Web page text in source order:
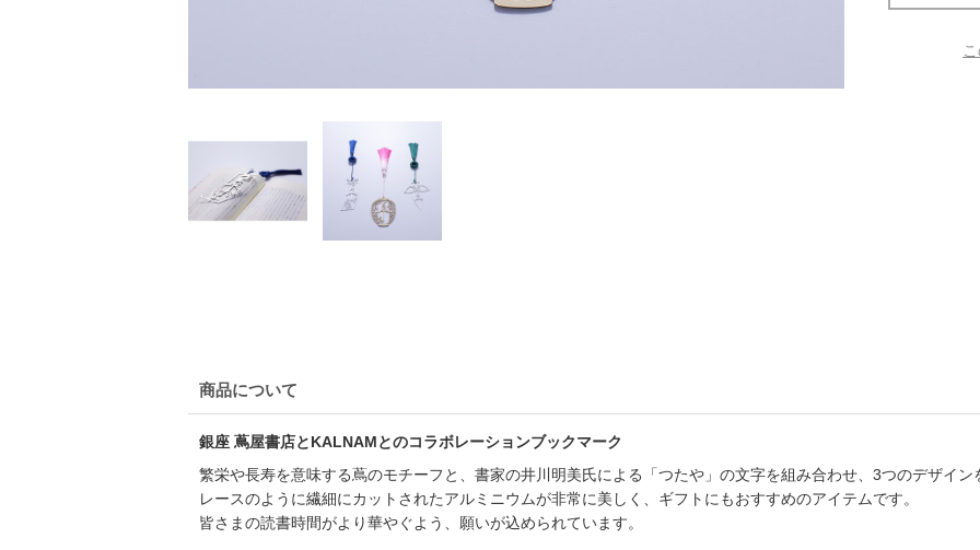
商品について
銀座 蔦屋書店とKALNAMとのコラボレーションブックマーク
繁栄や長寿を意味する蔦のモチーフと、書家の井川明美氏による「つたや」の文字を組み合わせ、3つのデザイ
レースのように繊細にカットされたアルミニウムが非常に美しく、ギフトにもおすすめのアイテムです。
皆さまの読書時間がより華やぐよう、願いが込められています。